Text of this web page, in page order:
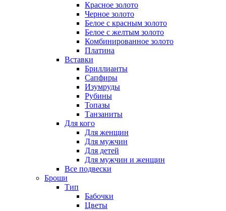
Красное золото
Черное золото
Белое с красным золото
Белое с желтым золото
Комбинированное золото
Платина
Вставки
Бриллианты
Сапфиры
Изумруды
Рубины
Топазы
Танзаниты
Для кого
Для женщин
Для мужчин
Для детей
Для мужчин и женщин
Все подвески
Броши
Тип
Бабочки
Цветы